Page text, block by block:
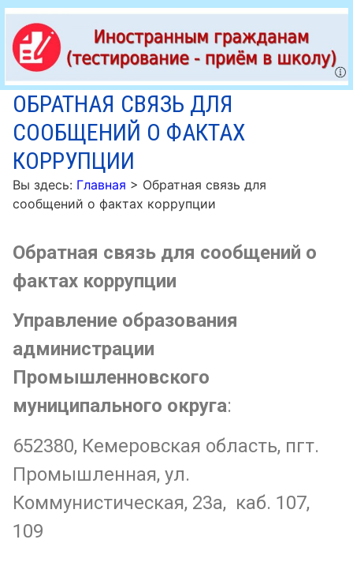
ОБРАТНАЯ СВЯЗЬ ДЛЯ
СООБЩЕНИЙ О ФАКТАХ
КОРРУПЦИИ
Вы здесь: Главная > Обратная связь для
сообщений о фактах коррупции
Обратная связь для сообщений о
фактах коррупции
Управление образования
администрации
Промышленновского
муниципального округа:
652380, Кемеровская область, пгт.
Промышленная, ул.
Коммунистическая, 23а, каб. 107,
109